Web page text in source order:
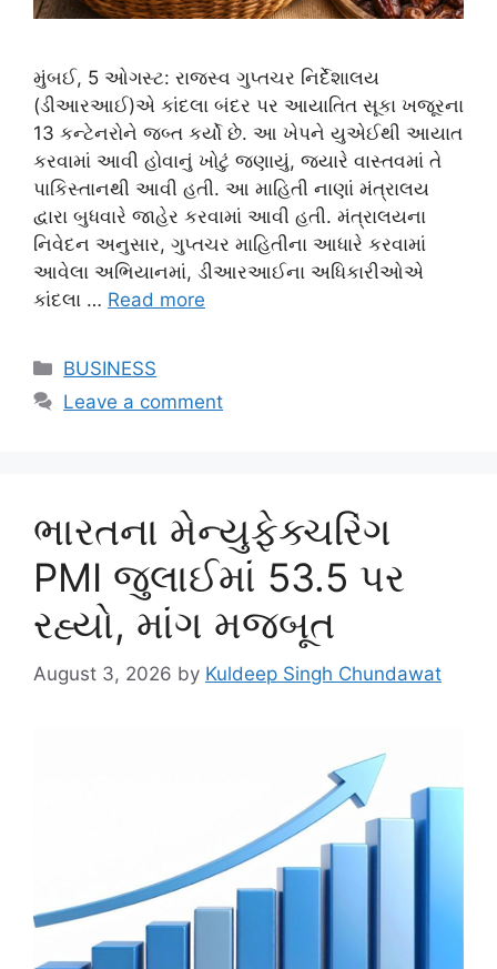
મુંબઈ, 5 ઓગસ્ટ: રાજસ્વ ગુપ્તચર નિર્દેશાલય
(ડીઆરઆઈ)એ કાંદલા બંદર પર આયાતિત સૂકા ખજૂરના
13 કન્ટેનરોને જબ્ત કર્યો છે. આ ખેપને યુએઈથી આયાત
કરવામાં આવી હોવાનું ખોટું જણાયું, જ્યારે વાસ્તવમાં તે
પાકિસ્તાનથી આવી હતી. આ માહિતી નાણાં મંત્રાલય
દ્વારા બુધવારે જાહેર કરવામાં આવી હતી. મંત્રાલયના
નિવેદન અનુસાર, ગુપ્તચર માહિતીના આધારે કરવામાં
આવેલા અભિયાનમાં, ડીઆરઆઈના અધિકારીઓએ
કાંદલા … Read more
Categories
BUSINESS
Leave a comment
ભારતના મેન્યુફેક્ચરિંગ
PMI જુલાઈમાં 53.5 પર
રહ્યો, માંગ મજબૂત
August 3, 2026 by Kuldeep Singh Chundawat